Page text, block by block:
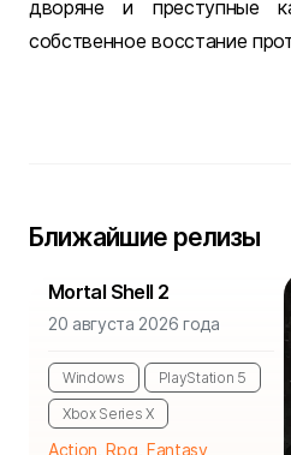
дворяне и преступные
собственное восстание
Ближайшие релизы
Mortal Shell 2
20 августа 2026 года
Windows PlayStation 5
Xbox Series X
Action ,Rpg Fantasy